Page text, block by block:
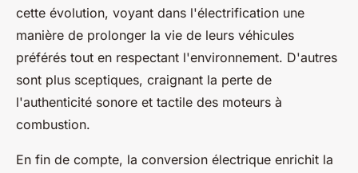
cette évolution, voyant dans l'électrification une
manière de prolonger la vie de leurs véhicules
préférés tout en respectant l'environnement. D'autres
sont plus sceptiques, craignant la perte de
l'authenticité sonore et tactile des moteurs à
combustion.
En fin de compte, la conversion électrique enrichit la